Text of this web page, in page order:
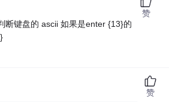
断键盘的 ascii 如果是enter {13}的
赞
赞